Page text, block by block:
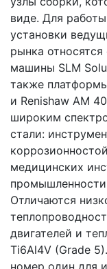
виде. Для
установки
рынка
машины SLM
также
и Renishaw AM
широким
стали:
медицинских
Отличаются
двигателей и
Ti6Al4V (Grade
номер один для